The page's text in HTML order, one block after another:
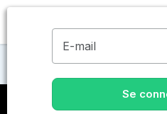
Maisons de retraite à
E-mail
Se